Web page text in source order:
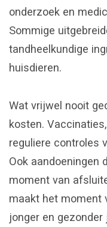
onderzoek en
Sommige
tandheelkundige
huisdieren.
Wat vrijwel nooit
kosten.
reguliere controles
Ook aandoeningen
moment van
maakt het moment
jonger en